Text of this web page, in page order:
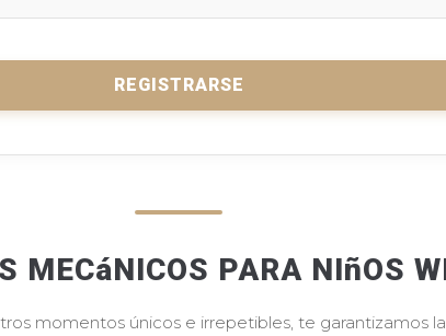
REGISTRARSE
MECáNICOS PARA NIñOS
momentos únicos e irrepetibles, te garantizamos